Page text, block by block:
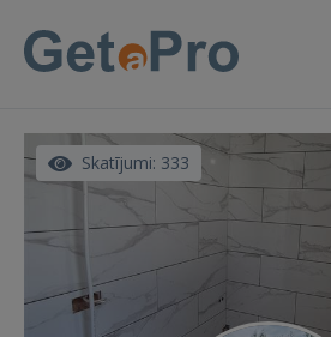
Skatījumi: 333